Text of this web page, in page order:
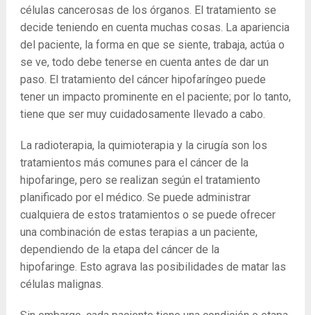
células cancerosas de los órganos. El tratamiento se
decide teniendo en cuenta muchas cosas. La apariencia
del paciente, la forma en que se siente, trabaja, actúa o
se ve, todo debe tenerse en cuenta antes de dar un
paso. El tratamiento del cáncer hipofaríngeo puede
tener un impacto prominente en el paciente; por lo tanto,
tiene que ser muy cuidadosamente llevado a cabo.
La radioterapia, la quimioterapia y la cirugía son los
tratamientos más comunes para el cáncer de la
hipofaringe, pero se realizan según el tratamiento
planificado por el médico. Se puede administrar
cualquiera de estos tratamientos o se puede ofrecer
una combinación de estas terapias a un paciente,
dependiendo de la etapa del cáncer de la
hipofaringe. Esto agrava las posibilidades de matar las
células malignas.